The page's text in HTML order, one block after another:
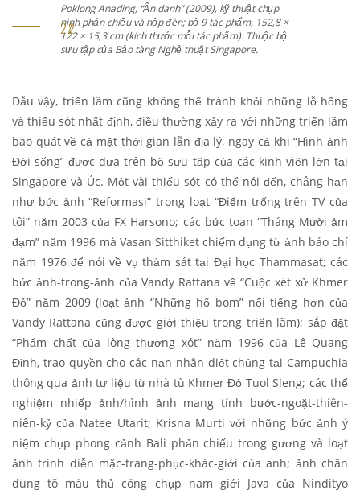
Poklong Anading, “Ẩn danh” (2009), kỹ thuật
hình phản chiếu và hộp đèn; bộ 9 tác phẩm,
122 × 15,3 cm (kích thước mỗi tác phẩm).
sưu tập của Bảo tàng Nghệ thuật Singapore.
Dẫu vậy, triển lãm cũng không thể tránh khỏi những lỗ hổng
và thiếu sót nhất định, điều thường xảy ra với những triển lãm
bao quát về cả mặt thời gian lẫn địa lý, ngay cả khi “Hình ảnh
Đời sống” được dựa trên bộ sưu tập của các kinh viện lớn tại
Singapore và Úc. Một vài thiếu sót có thể nói đến, chẳng hạn
như bức ảnh “Reformasi” trong loạt “Điểm trống trên TV của
tôi” năm 2003 của FX Harsono; các bức toan “Tháng Mười ảm
đạm” năm 1996 mà Vasan Sitthiket chiếm dụng từ ảnh báo chí
năm 1976 để nói về vụ thảm sát tại Đại học Thammasat; các
bức ảnh-trong-ảnh của Vandy Rattana về “Cuộc xét xử Khmer
Đỏ” năm 2009 (loạt ảnh “Những hố bom” nổi tiếng hơn của
Vandy Rattana cũng được giới thiệu trong triển lãm); sắp đặt
“Phẩm chất của lòng thương xót” năm 1996 của Lê Quang
Đỉnh, trao quyền cho các nạn nhân diệt chủng tại Campuchia
thông qua ảnh tư liệu từ nhà tù Khmer Đỏ Tuol Sleng; các thể
nghiệm nhiếp ảnh/hình ảnh mang tính bước-ngoặt-thiên-
niên-kỷ của Natee Utarit; Krisna Murti với những bức ảnh ý
niệm chụp phong cảnh Bali phản chiếu trong gương và loạt
ảnh trình diễn mặc-trang-phục-khác-giới của anh; ảnh chân
dung tô màu thủ công chụp nam giới Java của Nindityo